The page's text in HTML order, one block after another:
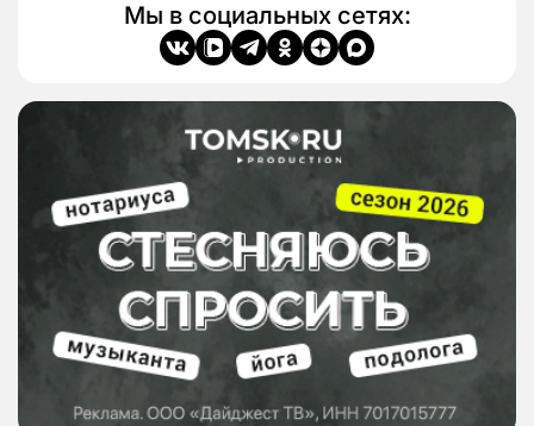
Мы в социальных сетях: